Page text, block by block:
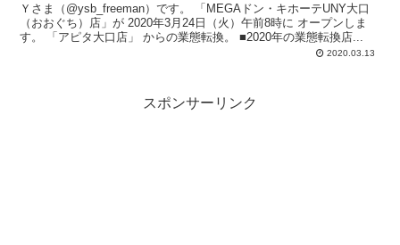
Ｙさま（@ysb_freeman）です。 「MEGAドン・キホーテUNY大口
（おおぐち）店」が 2020年3月24日（火）午前8時に オープンしま
す。 「アピタ大口店」 からの業態転換。 ■2020年の業態転換店...
2020.03.13
スポンサーリンク